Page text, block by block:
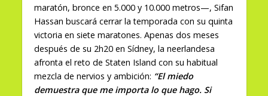
maratón, bronce en 5.000 y 10.000 metros—, Sifan
Hassan buscará cerrar la temporada con su quinta
victoria en siete maratones. Apenas dos meses
después de su 2h20 en Sídney, la neerlandesa
afronta el reto de Staten Island con su habitual
mezcla de nervios y ambición: “El miedo
demuestra que me importa lo que hago. Si